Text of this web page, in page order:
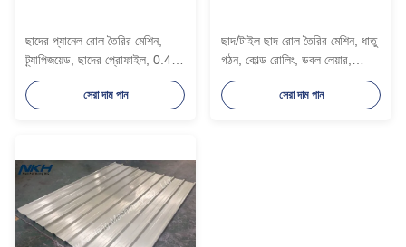
ছাদের প্যানেল রোল তৈরির মেশিন,
ট্র্যাপিজয়েড, ছাদের প্রোফাইল, 0.4-
0.8 মিমি ধাতব শীট
সেরা দাম পান
ছাদ/টাইল ছাদ রোল তৈরির মেশিন, ধাতু
গঠন, কোল্ড রোলিং, ডবল লেয়ার,
স্টিলের ডুয়াল লেয়ার
সেরা দাম পান